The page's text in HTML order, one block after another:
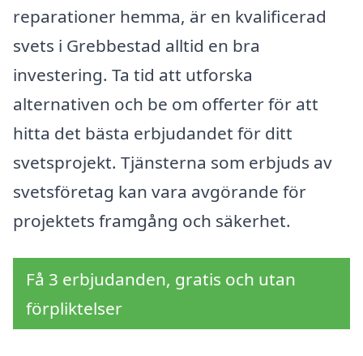
reparationer hemma, är en kvalificerad
svets i Grebbestad alltid en bra
investering. Ta tid att utforska
alternativen och be om offerter för att
hitta det bästa erbjudandet för ditt
svetsprojekt. Tjänsterna som erbjuds av
svetsföretag kan vara avgörande för
projektets framgång och säkerhet.
Få 3 erbjudanden, gratis och utan
förpliktelser